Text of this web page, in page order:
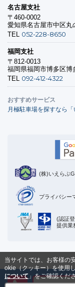
メ
名古屋支社
〒460-0002
愛知県名古屋市中区
TEL 052-228-8650
福岡支社
〒812-0013
福岡県福岡市博多区博
TEL 092-412-4322
おすすめサービス
月極駐車場を探すなら「
(株)いえらぶ
プライバシー
(認証
提供業
当サイトでは、お客様の
okie（クッキー）を使用
について 」をご確認くだ